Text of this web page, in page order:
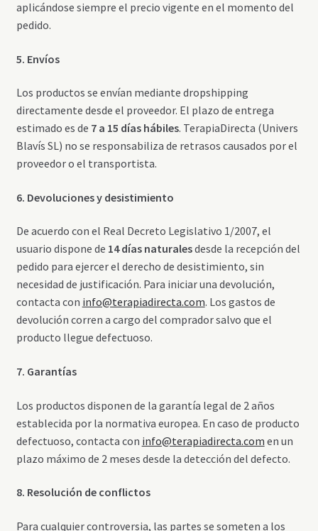
aplicándose siempre el precio vigente en el momento del
pedido.
5. Envíos
Los productos se envían mediante dropshipping
directamente desde el proveedor. El plazo de entrega
estimado es de 7 a 15 días hábiles. TerapiaDirecta (Univers
Blavís SL) no se responsabiliza de retrasos causados por el
proveedor o el transportista.
6. Devoluciones y desistimiento
De acuerdo con el Real Decreto Legislativo 1/2007, el
usuario dispone de 14 días naturalesdesde la recepción del
pedido para ejercer el derecho de desistimiento, sin
necesidad de justificación. Para iniciar una devolución,
contacta con info@terapiadirecta.com. Los gastos de
devolución corren a cargo del comprador salvo que el
producto llegue defectuoso.
7. Garantías
Los productos disponen de la garantía legal de 2 años
establecida por la normativa europea. En caso de producto
defectuoso, contacta con info@terapiadirecta.com en un
plazo máximo de 2 meses desde la detección del defecto.
8. Resolución de conflictos
Para cualquier controversia, las partes se someten a los